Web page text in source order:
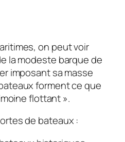
on peut voir
la modeste barque de
imposant sa masse
forment ce que
flottant ».
de bateaux :